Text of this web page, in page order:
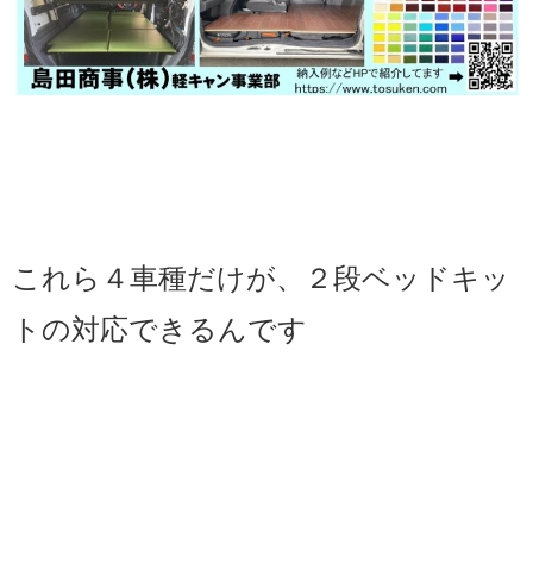
これら４車種だけが、２段ベッドキッ
トの対応できるんです